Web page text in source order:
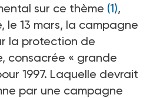
sur ce thème (1),
le 13 mars, la campagne
la protection de
consacrée « grande
1997. Laquelle devrait
par une campagne